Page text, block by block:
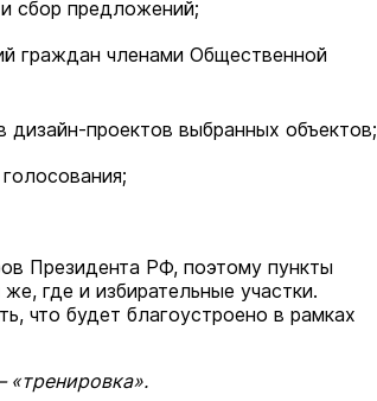
сбор предложений;
граждан членами Общественной
проектов выбранных объектов;
Президента РФ, поэтому пункты
где и избирательные участки.
что будет благоустроено в рамках
«тренировка».